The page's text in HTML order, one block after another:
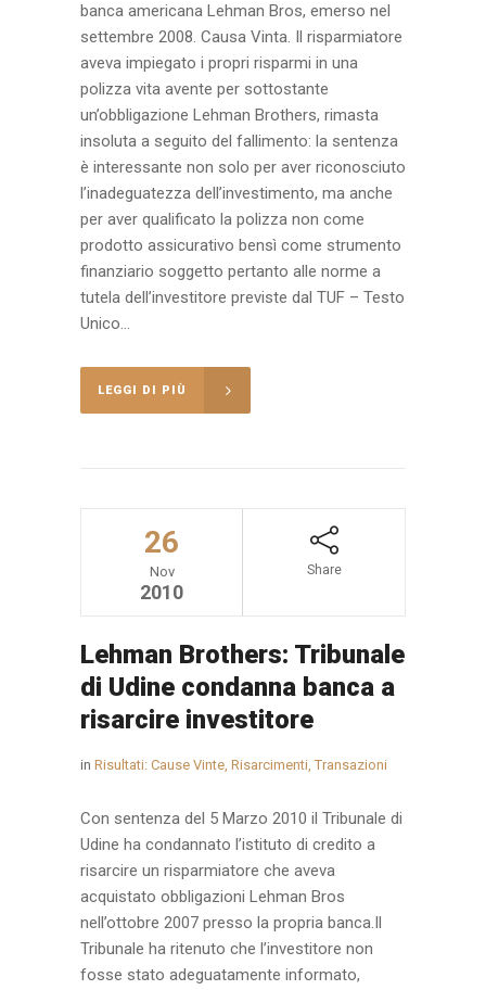
banca americana Lehman Bros, emerso nel
settembre 2008. Causa Vinta. Il risparmiatore
aveva impiegato i propri risparmi in una
polizza vita avente per sottostante
un’obbligazione Lehman Brothers, rimasta
insoluta a seguito del fallimento: la sentenza
è interessante non solo per aver riconosciuto
l’inadeguatezza dell’investimento, ma anche
per aver qualificato la polizza non come
prodotto assicurativo bensì come strumento
finanziario soggetto pertanto alle norme a
tutela dell’investitore previste dal TUF – Testo
Unico...
LEGGI DI PIÙ
26
Nov
2010
Share
Lehman Brothers: Tribunale
di Udine condanna banca a
risarcire investitore
in Risultati: Cause Vinte, Risarcimenti, Transazioni
Con sentenza del 5 Marzo 2010 il Tribunale di
Udine ha condannato l’istituto di credito a
risarcire un risparmiatore che aveva
acquistato obbligazioni Lehman Bros
nell’ottobre 2007 presso la propria banca.Il
Tribunale ha ritenuto che l’investitore non
fosse stato adeguatamente informato,